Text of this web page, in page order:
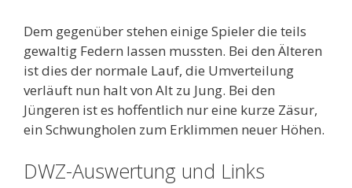
Dem gegenüber stehen einige Spieler die teils
gewaltig Federn lassen mussten. Bei den Älteren
ist dies der normale Lauf, die Umverteilung
verläuft nun halt von Alt zu Jung. Bei den
Jüngeren ist es hoffentlich nur eine kurze Zäsur,
ein Schwungholen zum Erklimmen neuer Höhen.
DWZ-Auswertung und Links